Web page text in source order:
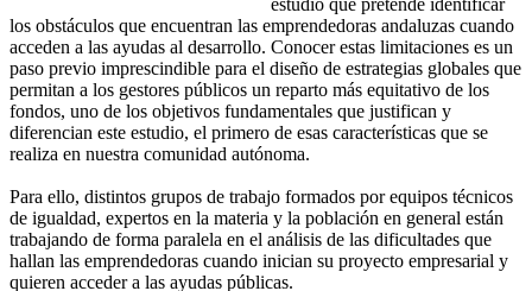
los obstáculos que encuentran las emprendedoras andaluzas cuando
acceden a las ayudas al desarrollo. Conocer estas limitaciones es un
paso previo imprescindible para el diseño de estrategias globales que
permitan a los gestores públicos un reparto más equitativo de los
fondos, uno de los objetivos fundamentales que justifican y
diferencian este estudio, el primero de esas características que se
realiza en nuestra comunidad autónoma.
Para ello, distintos grupos de trabajo formados por equipos técnicos
de igualdad, expertos en la materia y la población en general están
trabajando de forma paralela en el análisis de las dificultades que
hallan las emprendedoras cuando inician su proyecto empresarial y
quieren acceder a las ayudas públicas.